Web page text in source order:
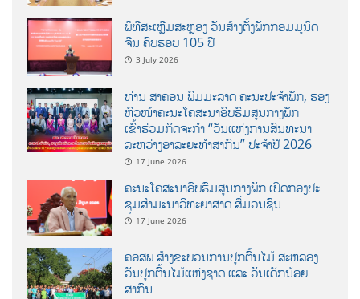
ພິທີສະເຫຼີມສະຫຼອງ ວັນສ້າງຕັ້ງພັກກອມມູນິດ
ຈີນ ຄົບຮອບ 105 ປີ
3 July 2026
ທ່ານ ສາຄອນ ພົມມະລາດ ຄະນະປະຈໍາພັກ, ຮອງ
ຫົວໜ້າຄະນະໂຄສະນາອົບຮົມສູນກາງພັກ
ເຂົ້າຮ່ວມກິດຈະກຳ “ວັນແຫ່ງການສົນທະນາ
ລະຫວ່າງອາລະຍະທຳສາກົນ” ປະຈຳປີ 2026
17 June 2026
ຄະນະໂຄສະນາອົບຮົມສູນກາງພັກ ເປີດກອງປະ
ຊຸມສຳມະນາວິທະຍາສາດ ສຶ່ມວນຊົນ
17 June 2026
ຄອສພ ສ້າງຂະບວນການປູກຕົ້ນໄມ້ ສະຫລອງ
ວັນປູກຕົ້ນໄມ້ແຫ່ງຊາດ ແລະ ວັນເດັກນ້ອຍ
ສາກົນ